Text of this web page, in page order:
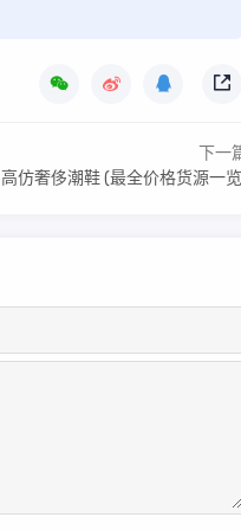
下一
高仿奢侈潮鞋 (最全价格货源一